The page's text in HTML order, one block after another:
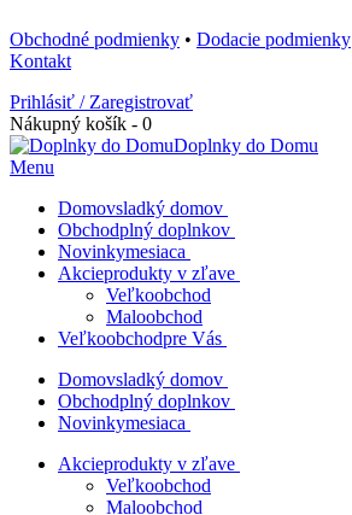
Obchodné podmienky • Dodacie podmienky
Kontakt
Prihlásiť / Zaregistrovať
Nákupný košík - 0
Doplnky do Domu
Menu
Domovsladký domov
Obchodplný doplnkov
Novinkymesiaca
Akcieprodukty v zľave
Veľkoobchod
Maloobchod
Veľkoobchodpre Vás
Domovsladký domov
Obchodplný doplnkov
Novinkymesiaca
Akcieprodukty v zľave
Veľkoobchod
Maloobchod